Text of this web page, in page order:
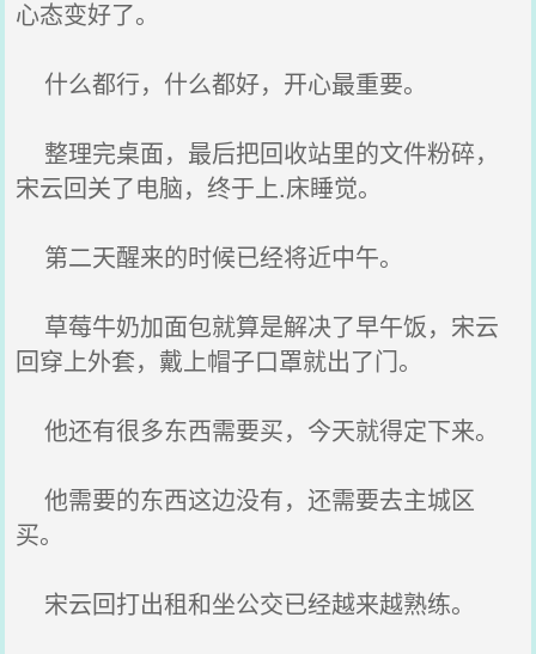
心态变好了。
什么都行，什么都好，开心最重要。
整理完桌面，最后把回收站里的文件粉碎，
宋云回关了电脑，终于上.床睡觉。
第二天醒来的时候已经将近中午。
草莓牛奶加面包就算是解决了早午饭，宋云
回穿上外套，戴上帽子口罩就出了门。
他还有很多东西需要买，今天就得定下来。
他需要的东西这边没有，还需要去主城区
买。
宋云回打出租和坐公交已经越来越熟练。